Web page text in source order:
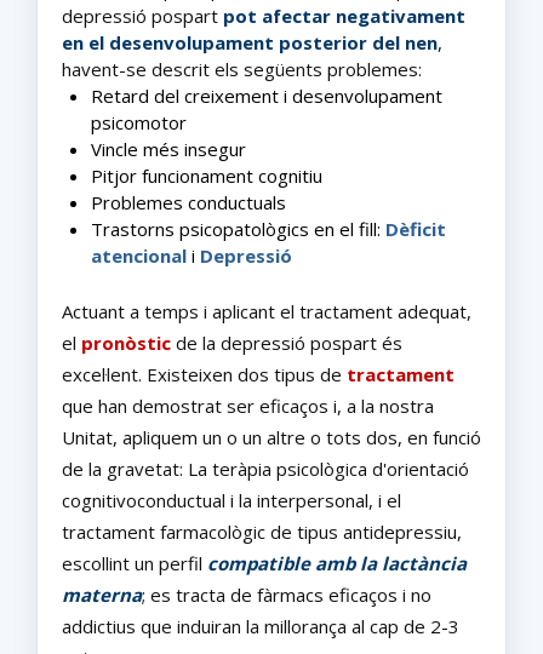
depressió pospart pot afectar negativament
en el desenvolupament posterior del nen,
havent-se descrit els següents problemes:
Retard del creixement i desenvolupament
psicomotor
Vincle més insegur
Pitjor funcionament cognitiu
Problemes conductuals
Trastorns psicopatològics en el fill: Dèficit
atencional i Depressió
Actuant a temps i aplicant el tractament adequat,
el pronòstic de la depressió pospart és
excel·lent. Existeixen dos tipus de tractament
que han demostrat ser eficaços i, a la nostra
Unitat, apliquem un o un altre o tots dos, en funció
de la gravetat: La teràpia psicològica d'orientació
cognitivoconductual i la interpersonal, i el
tractament farmacològic de tipus antidepressiu,
escollint un perfil compatible amb la lactància
materna; es tracta de fàrmacs eficaços i no
addictius que induiran la millorança al cap de 2-3